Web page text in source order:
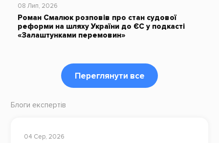
08 Лип, 2026
Роман Смалюк розповів про стан судової
реформи на шляху України до ЄС у подкасті
«Залаштунками перемовин»
Переглянути все
Блоги експертів
04 Сер, 2026